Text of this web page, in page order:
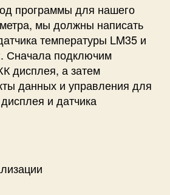
программы для нашего
мы должны написать
температуры LM35 и
Сначала подключим
дисплея, а затем
данных и управления для
и датчика